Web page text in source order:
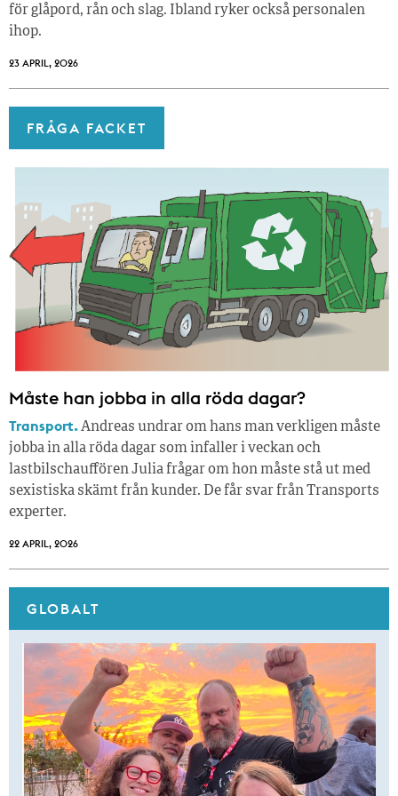
för glåpord, rån och slag. Ibland ryker också personalen
ihop.
23 APRIL, 2026
FRÅGA FACKET
Måste han jobba in alla röda dagar?
Transport.Andreas undrar om hans man verkligen måste
jobba in alla röda dagar som infaller i veckan och
lastbilschauffören Julia frågar om hon måste stå ut med
sexistiska skämt från kunder. De får svar från Transports
experter.
22 APRIL, 2026
GLOBALT